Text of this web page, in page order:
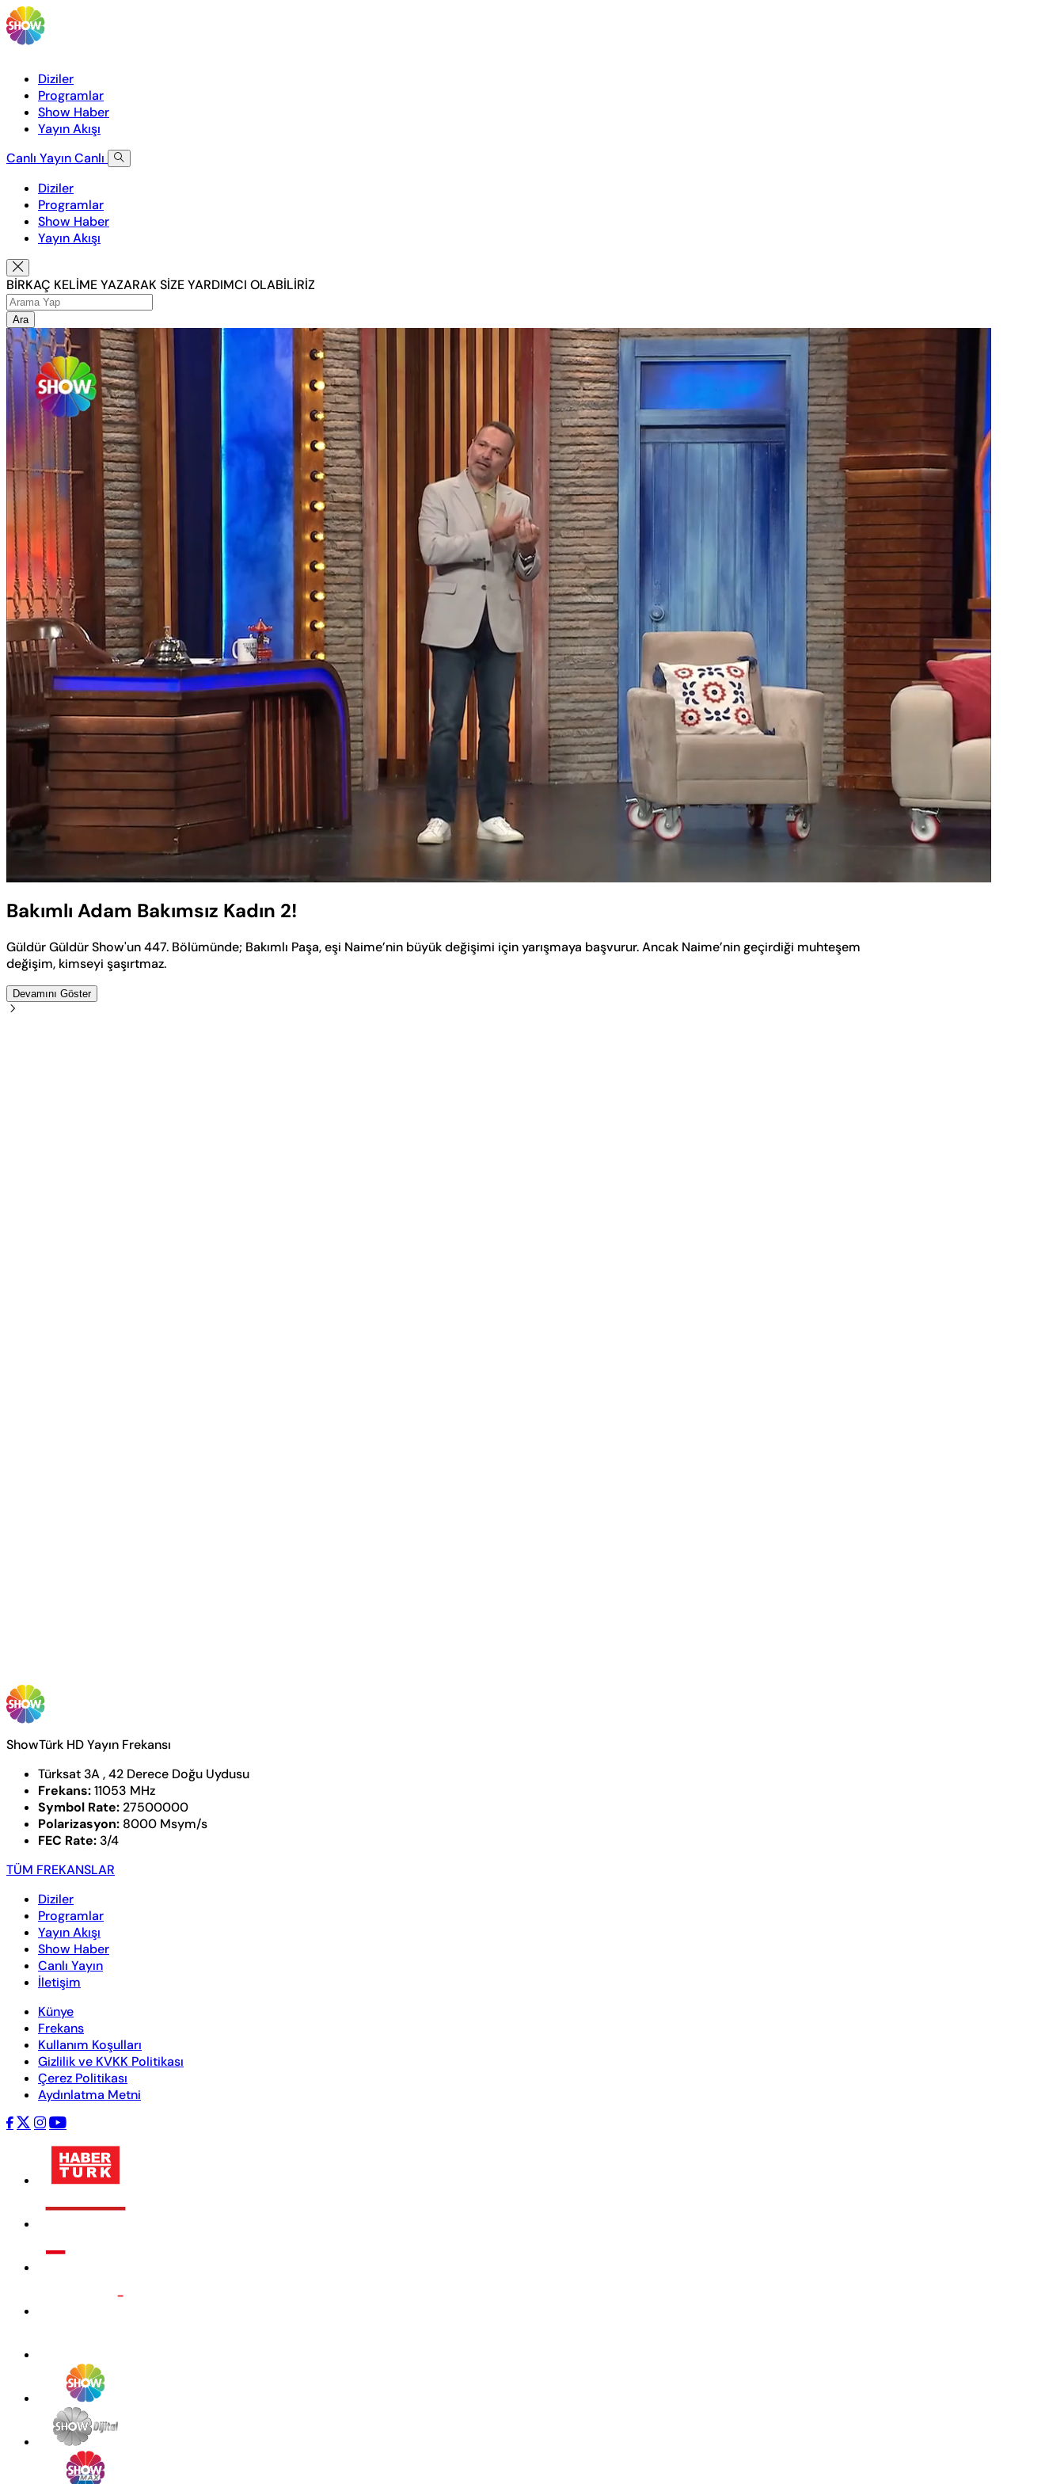
Diziler
Programlar
Show Haber
Yayın Akışı
Canlı YayınCanlı
Diziler
Programlar
Show Haber
Yayın Akışı
BİRKAÇ KELİME YAZARAK SİZE YARDIMCI OLABİLİRİZ
Ara
Aç
Yüklendi
4.54%
Bakımlı Adam Bakımsız Kadın 2!
Güldür Güldür Show'un 447. Bölümünde; Bakımlı Paşa, eşi Naime’nin büyük değişimi için yarışmaya başvurur. Ancak Naime’nin geçirdiği muhteşem
değişim, kimseyi şaşırtmaz.
Devamını Göster
ShowTürk HD Yayın Frekansı
Türksat 3A , 42 Derece Doğu Uydusu
Frekans:11053 MHz
Symbol Rate: 27500000
Polarizasyon: 8000 Msym/s
FEC Rate: 3/4
TÜM FREKANSLAR
Diziler
Programlar
Yayın Akışı
Show Haber
Canlı Yayın
İletişim
Künye
Frekans
Kullanım Koşulları
Gizlilik ve KVKK Politikası
Çerez Politikası
Aydınlatma Metni